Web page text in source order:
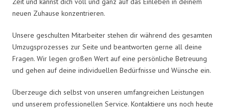
neuen Zuhause konzentrieren.
Unsere geschulten Mitarbeiter stehen dir während des gesamten
Umzugsprozesses zur Seite und beantworten gerne all deine
Fragen. Wir legen großen Wert auf eine persönliche Betreuung
und gehen auf deine individuellen Bedürfnisse und Wünsche ein.
Überzeuge dich selbst von unseren umfangreichen Leistungen
und unserem professionellen Service. Kontaktiere uns noch heute